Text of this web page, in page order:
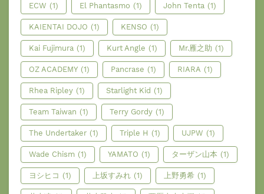
ECW (1) El Phantasmo (1) John Tenta (1)
KAIENTAI DOJO (1) KENSO (1)
Kai Fujimura (1) Kurt Angle (1) Mr.雁之助 (1)
OZ ACADEMY (1) Pancrase (1) RIARA (1)
Rhea Ripley (1) Starlight Kid (1)
Team Taiwan (1) Terry Gordy (1)
The Undertaker (1) Triple H (1) UJPW (1)
Wade Chism (1) YAMATO (1) ターザン山本 (1)
ヨシヒコ (1) 上坂すみれ (1) 上野勇希 (1)